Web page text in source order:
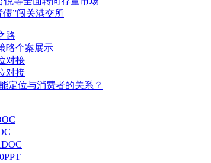
债”闯关港交所
路
略个案展示
对接
对接
定位与消费者的关系？